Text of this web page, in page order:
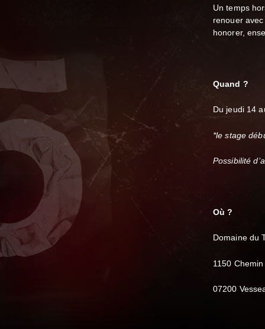
Un temps
renouer
honorer,
Quand ?
Du jeudi 14
*le stage
Possibilité
Où ?
Domaine du
1150
07200